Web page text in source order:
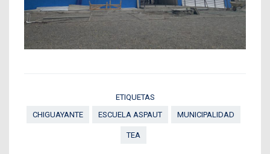
ETIQUETAS
CHIGUAYANTE
ESCUELA ASPAUT MUNICIPALIDAD
TEA